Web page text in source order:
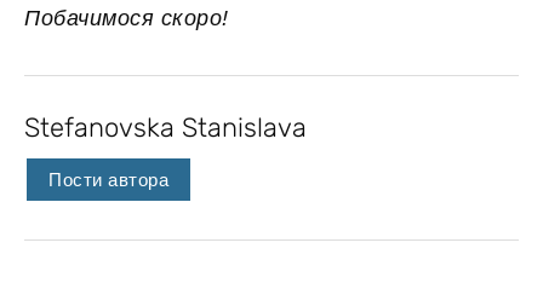
Побачимося скоро!
Stefanovska Stanislava
Пости автора